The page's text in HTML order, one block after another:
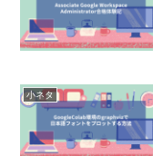
小ネタ